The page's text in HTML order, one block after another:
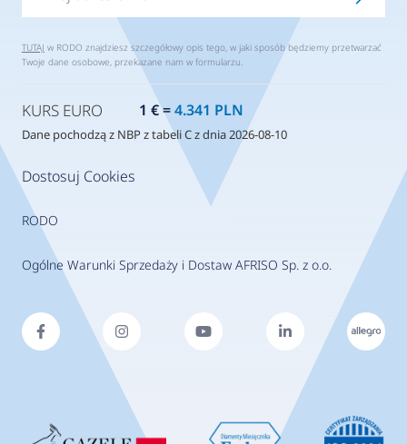
Dostosuj Cookies
RODO
Ogólne Warunki Sprzedaży i Dostaw AFRISO Sp. z o.o.
TUTAJ w RODO znajdziesz szczegółowy opis tego, w jaki sposób będziemy przetwarzać
Twoje dane osobowe, przekazane nam w formularzu.
KURS EURO 1 € =4.341 PLN
Dane pochodzą z NBP z tabeli C z dnia 2026-08-10